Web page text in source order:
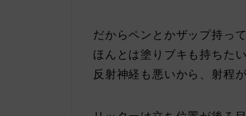
だからペンとかザップ持っ
ほんとは塗りブキも持ちた
反射神経も悪いから、射程